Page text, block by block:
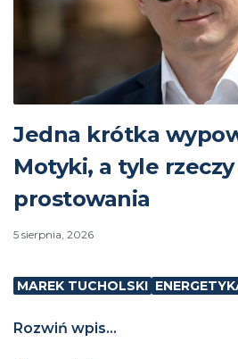
Jedna krótka
Motyki, a tyle
prostowania
5 sierpnia, 2026
MAREK TUCHOLSKI
Rozwiń wpis...